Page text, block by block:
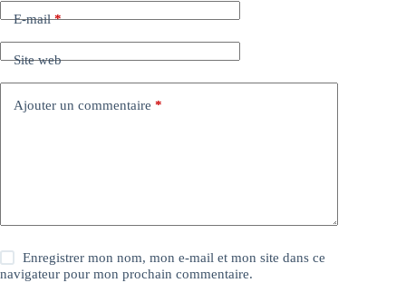
E-mail*
Site web
Ajouter un commentaire *
Enregistrer mon nom, mon e-mail et mon site dans ce
navigateur pour mon prochain commentaire.